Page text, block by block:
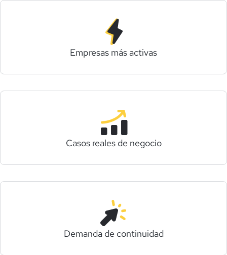
Empresas más activas
Casos reales de negocio
Demanda de continuidad